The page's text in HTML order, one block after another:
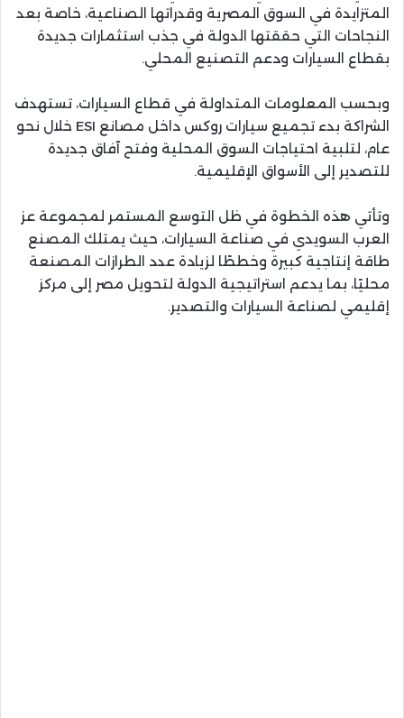
المتزايدة في السوق المصرية وقدراتها الصناعية، خاصة بعد
النجاحات التي حققتها الدولة في جذب استثمارات جديدة
بقطاع السيارات ودعم التصنيع المحلي.
وبحسب المعلومات المتداولة في قطاع السيارات، تستهدف
الشراكة بدء تجميع سيارات روكس داخل مصانع ESI خلال نحو
عام، لتلبية احتياجات السوق المحلية وفتح آفاق جديدة
للتصدير إلى الأسواق الإقليمية.
وتأتي هذه الخطوة في ظل التوسع المستمر لمجموعة عز
العرب السويدي في صناعة السيارات، حيث يمتلك المصنع
طاقة إنتاجية كبيرة وخططًا لزيادة عدد الطرازات المصنعة
محليًا، بما يدعم استراتيجية الدولة لتحويل مصر إلى مركز
إقليمي لصناعة السيارات والتصدير.